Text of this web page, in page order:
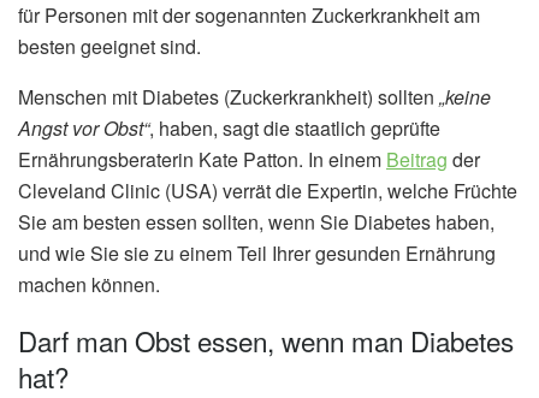
für Personen mit der sogenannten Zuckerkrankheit am
besten geeignet sind.
Menschen mit Diabetes (Zuckerkrankheit) sollten „keine
Angst vor Obst“, haben, sagt die staatlich geprüfte
Ernährungsberaterin Kate Patton. In einem Beitrag der
Cleveland Clinic (USA) verrät die Expertin, welche Früchte
Sie am besten essen sollten, wenn Sie Diabetes haben,
und wie Sie sie zu einem Teil Ihrer gesunden Ernährung
machen können.
Darf man Obst essen, wenn man Diabetes
hat?